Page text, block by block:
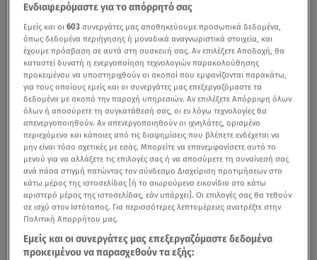
Ενδιαφερόμαστε για το απόρρητό σας
Εμείς και οι603 συνεργάτες μας αποθηκεύουμε προσωπικά δεδομένα,
όπως δεδομένα περιήγησης ή μοναδικά αναγνωριστικά στοιχεία, και
έχουμε πρόσβαση σε αυτά στη συσκευή σας. Αν επιλέξετε Αποδοχή, θα
καταστεί δυνατή η ενεργοποίηση τεχνολογιών παρακολούθησης
προκειμένου να υποστηριχθούν οι σκοποί που εμφανίζονται παρακάτω,
για τους οποίους εμείς και οι συνεργάτες μας επεξεργαζόμαστε τα
δεδομένα με σκοπό την παροχή υπηρεσιών. Αν επιλέξετε Απόρριψη όλων
όλων ή αποσύρετε τη συγκατάθεσή σας, οι εν λόγω τεχνολογίες θα
απενεργοποιηθούν. Αν απενεργοποιηθούν οι ιχνηλάτες, ορισμένο
περιεχόμενο και κάποιες από τις διαφημίσεις που βλέπετε ενδέχεται να
μην είναι τόσο σχετικές με εσάς. Μπορείτε να επανεμφανίσετε αυτό το
μενού για να αλλάξετε τις επιλογές σας ή να αποσύρετε τη συναίνεσή σας
ανά πάσα στιγμή πατώντας τον σύνδεσμο Διαχείριση προτιμήσεων στο
κάτω μέρος της ιστοσελίδας [ή το αιωρούμενο εικονίδιο στο κάτω
αριστερό μέρος της ιστοσελίδας, εάν υπάρχει]. Οι επιλογές σας θα τεθούν
σε ισχύ στον Ιστότοπος. Για περισσότερες λεπτομέρειες ανατρέξτε στην
Πολιτική Απορρήτου μας.
Εμείς και οι συνεργάτες μας επεξεργαζόμαστε δεδομένα
προκειμένου να παρασχεθούν τα εξής: